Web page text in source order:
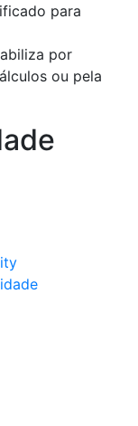
para
por
ou pela